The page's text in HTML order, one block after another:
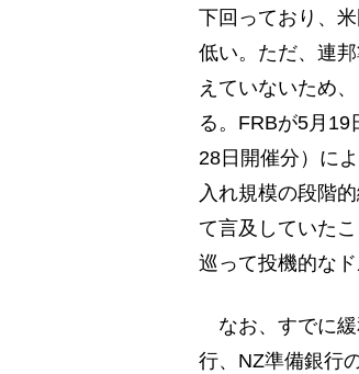
下回っており、
低い。ただ、連
えていないため
る。FRBが5月
28日開催分）に
入れ規模の段階
て言及していた
巡って投機的な
なお、すでに緩
行、NZ準備銀行